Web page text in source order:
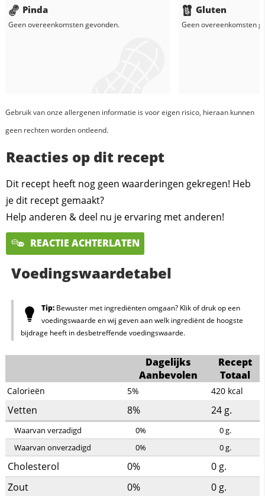
Pinda
Geen overeenkomsten gevonden.
Gluten
Geen overeenkomsten
Gebruik van onze allergenen informatie is voor eigen risico, hieraan kunnen
geen rechten worden ontleend.
Reacties op dit recept
Dit recept heeft nog geen waarderingen gekregen! Heb
je dit recept gemaakt?
Help anderen & deel nu je ervaring met anderen!
REACTIE ACHTERLATEN
Voedingswaardetabel
Tip:Bewuster met ingrediënten omgaan? Klik of druk op een
voedingswaarde en wij geven aan welk ingrediënt de hoogste
bijdrage heeft in desbetreffende voedingswaarde.
Dagelijks
Aanbevolen
Recept
Totaal
Calorieën 5% 420 kcal
Vetten 8% 24 g.
Waarvan verzadigd 0% 0g.
Waarvan onverzadigd
0% 0g.
Cholesterol 0% 0 g.
Zout
0% 0 g.